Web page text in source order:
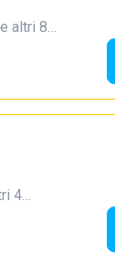
e altri 8…
4…